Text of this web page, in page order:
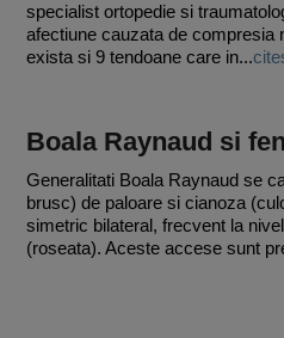
specialist ortopedie si
afectiune cauzata de compresia
exista si 9 tendoane care in...
Boala Raynaud si
Generalitati Boala Raynaud se
brusc) de paloare si cianoza
simetric bilateral, frecvent la
(roseata). Aceste accese sunt